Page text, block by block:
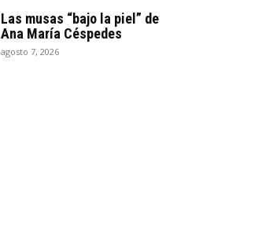
Las musas “bajo la piel” de
Ana María Céspedes
agosto 7, 2026